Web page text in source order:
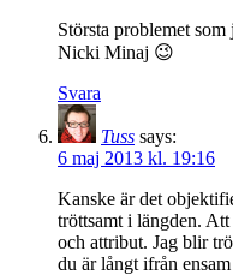
Största problemet som
Nicki Minaj 😉
Svara
Tuss says:
6 maj 2013 kl. 19:16
Kanske är det
tröttsamt i längden.
och attribut. Jag blir
du är långt ifrån